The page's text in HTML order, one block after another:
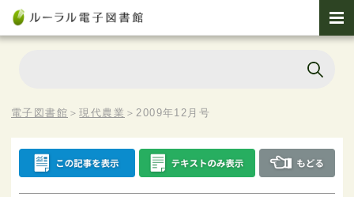
電子図書館 ＞現代農業 ＞2009年12月号